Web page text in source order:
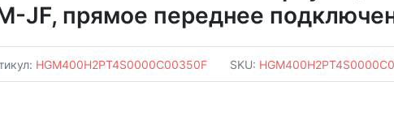
JF, прямое переднее
HGM400H2PT4S0000C00350F SKU: